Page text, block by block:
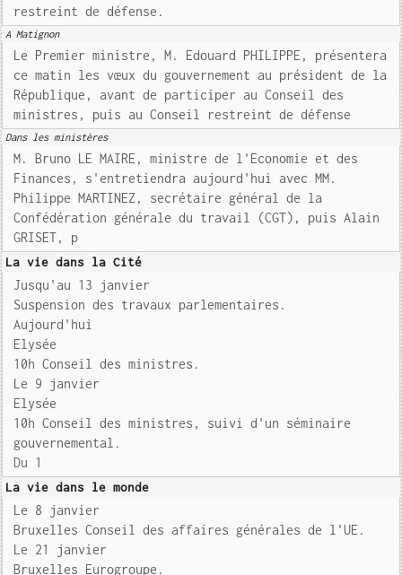
restreint de défense.
A Matignon
Le Premier ministre, M. Edouard PHILIPPE, présentera
ce matin les vœux du gouvernement au président de la
République, avant de participer au Conseil des
ministres, puis au Conseil restreint de défense
Dans les ministères
M. Bruno LE MAIRE, ministre de l'Economie et des
Finances, s'entretiendra aujourd'hui avec MM.
Philippe MARTINEZ, secrétaire général de la
Confédération générale du travail (CGT), puis Alain
GRISET, p
La vie dans la Cité
Jusqu'au 13 janvier
Suspension des travaux parlementaires.
Aujourd'hui
Elysée
10h Conseil des ministres.
Le 9 janvier
Elysée
10h Conseil des ministres, suivi d'un séminaire
gouvernemental.
Du 1
La vie dans le monde
Le 8 janvier
Bruxelles Conseil des affaires générales de l'UE.
Le 21 janvier
Bruxelles Eurogroupe.